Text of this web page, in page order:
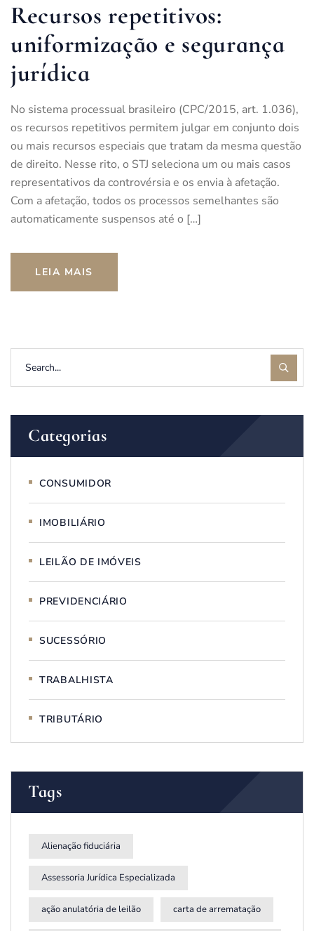
Recursos repetitivos:
uniformização e segurança
jurídica
No sistema processual brasileiro (CPC/2015, art. 1.036),
os recursos repetitivos permitem julgar em conjunto dois
ou mais recursos especiais que tratam da mesma questão
de direito. Nesse rito, o STJ seleciona um ou mais casos
representativos da controvérsia e os envia à afetação.
Com a afetação, todos os processos semelhantes são
automaticamente suspensos até o […]
LEIA MAIS
Categorias
CONSUMIDOR
IMOBILIÁRIO
LEILÃO DE IMÓVEIS
PREVIDENCIÁRIO
SUCESSÓRIO
TRABALHISTA
TRIBUTÁRIO
Tags
Alienação fiduciária
Assessoria Jurídica Especializada
ação anulatória de leilão carta de arrematação